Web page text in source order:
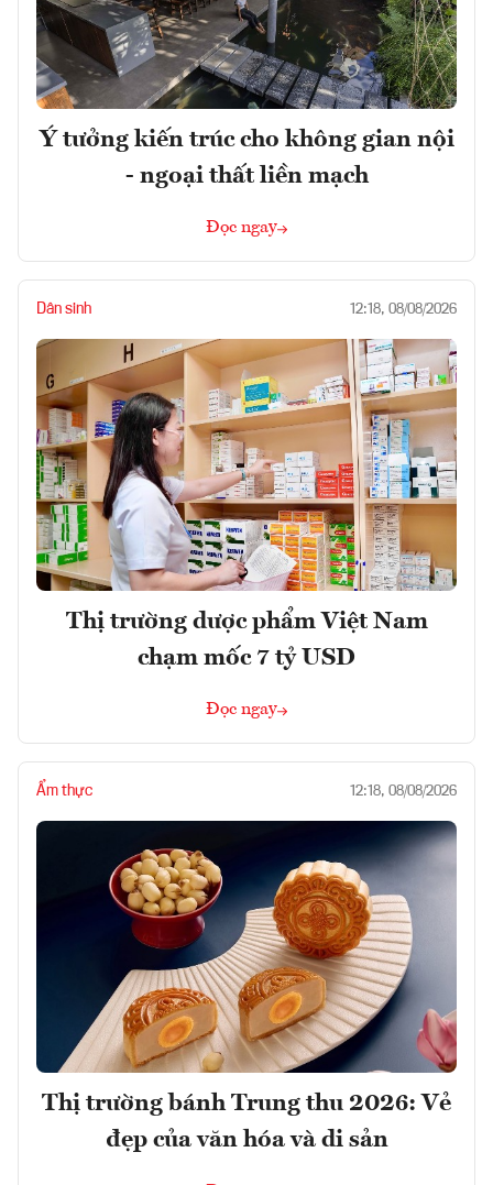
Ý tưởng kiến trúc cho không gian nội
- ngoại thất liền mạch
Đọc ngay
Dân sinh 12:18, 08/08/2026
Thị trường dược phẩm Việt Nam
chạm mốc 7 tỷ USD
Đọc ngay
Ẩm thực 12:18, 08/08/2026
Thị trường bánh Trung thu 2026: Vẻ
đẹp của văn hóa và di sản